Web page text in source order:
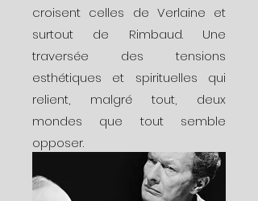
croisent celles de Verlaine et
surtout de Rimbaud. Une
traversée des tensions
esthétiques et spirituelles qui
relient, malgré tout, deux
mondes que tout semble
opposer.